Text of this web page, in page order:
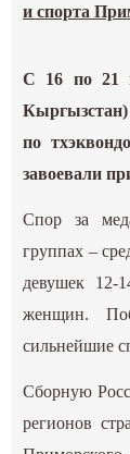
и спорта
С 16 по 21
по
завоевали
Спор за
группах –
девушек
женщин.
сильнейшие
Сборную
регионов